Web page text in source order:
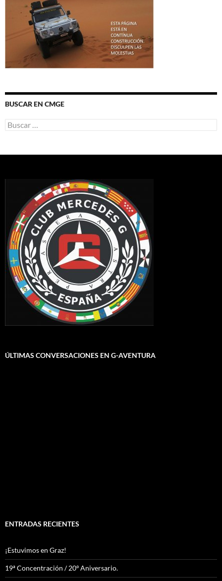
BUSCAR EN CMGE
Buscar:
ÚLTIMAS CONVERSACIONES EN G-AVENTURA
ENTRADAS RECIENTES
¡Estuvimos en Graz!
19ª Concentración / 20º Aniversario.